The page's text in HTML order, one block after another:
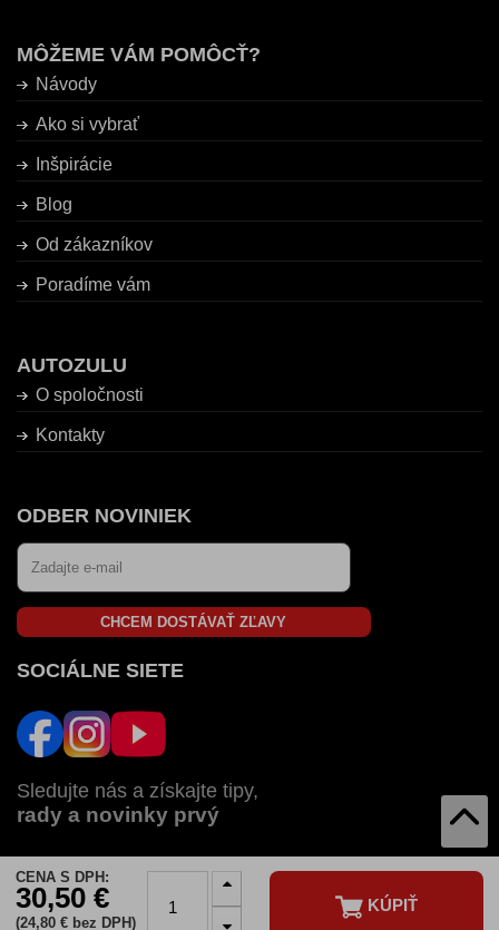
CENA S DPH:
30,50 €
(24,80 € bez DPH)
KÚPIŤ
MÔŽEME VÁM POMÔCŤ?
Návody
Ako si vybrať
Inšpirácie
Blog
Od zákazníkov
Poradíme vám
AUTOZULU
O spoločnosti
Kontakty
ODBER NOVINIEK
CHCEM DOSTÁVAŤ ZĽAVY
SOCIÁLNE SIETE
Sledujte nás a získajte tipy,
rady a novinky prvý
AUTOZULU V:
SKCZ